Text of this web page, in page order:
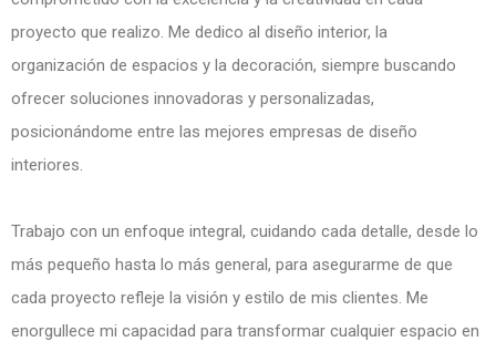
proyecto que realizo. Me dedico al diseño interior, la
organización de espacios y la decoración, siempre buscando
ofrecer soluciones innovadoras y personalizadas,
posicionándome entre las mejores empresas de diseño
interiores.
Trabajo con un enfoque integral, cuidando cada detalle, desde lo
más pequeño hasta lo más general, para asegurarme de que
cada proyecto refleje la visión y estilo de mis clientes. Me
enorgullece mi capacidad para transformar cualquier espacio en